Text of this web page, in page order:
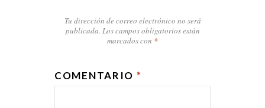
Tu dirección de correo electrónico no será
publicada. Los campos obligatorios están
marcados con *
COMENTARIO *